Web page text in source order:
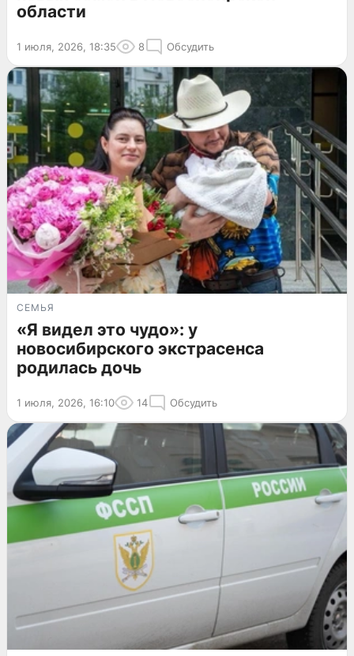
области
1 июля, 2026, 18:35 8 Обсудить
СЕМЬЯ
«Я видел это чудо»: у
новосибирского экстрасенса
родилась дочь
1 июля, 2026, 16:10 14 Обсудить